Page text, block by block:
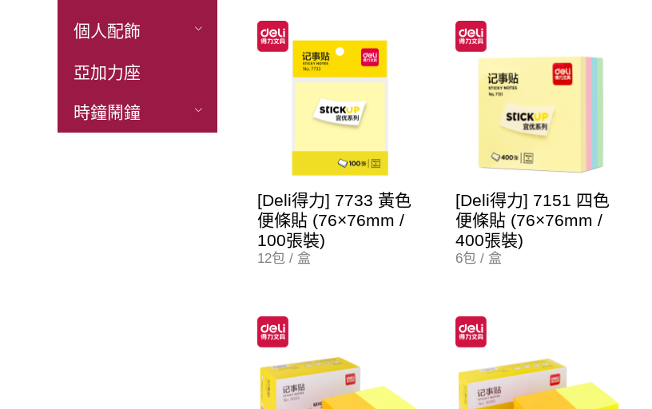
個人配飾
亞加力座
時鐘鬧鐘
[Deli得力] 7733 黃色
便條貼 (76×76mm /
100張裝)
12包 / 盒
[Deli得力] 7151 四色
便條貼 (76×76mm /
400張裝)
6包 / 盒